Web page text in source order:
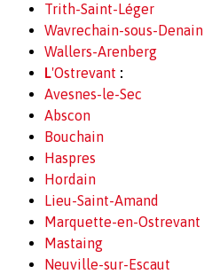
Trith-Saint-Léger
Wavrechain-sous-Denain
Wallers-Arenberg
L'Ostrevant :
Avesnes-le-Sec
Abscon
Bouchain
Haspres
Hordain
Lieu-Saint-Amand
Marquette-en-Ostrevant
Mastaing
Neuville-sur-Escaut